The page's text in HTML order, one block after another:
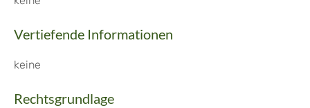
Vertiefende Informationen
keine
Rechtsgrundlage